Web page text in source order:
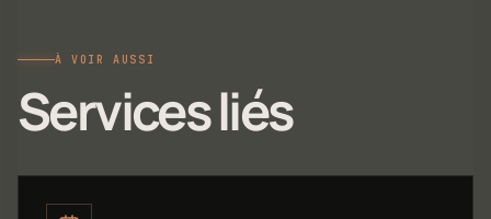
À VOIR AUSSI
Services liés